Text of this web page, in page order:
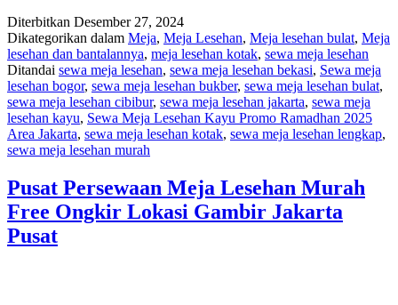
Diterbitkan Desember 27, 2024
Dikategorikan dalam Meja, Meja Lesehan, Meja lesehan bulat, Meja
lesehan dan bantalannya, meja lesehan kotak, sewa meja lesehan
Ditandai sewa meja lesehan, sewa meja lesehan bekasi, Sewa meja
lesehan bogor, sewa meja lesehan bukber, sewa meja lesehan bulat,
sewa meja lesehan cibibur, sewa meja lesehan jakarta, sewa meja
lesehan kayu, Sewa Meja Lesehan Kayu Promo Ramadhan 2025
Area Jakarta, sewa meja lesehan kotak, sewa meja lesehan lengkap,
sewa meja lesehan murah
Pusat Persewaan Meja Lesehan Murah
Free Ongkir Lokasi Gambir Jakarta
Pusat